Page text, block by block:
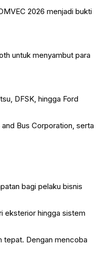
2026 menjadi bukti
untuk menyambut para
DFSK, hingga Ford
Bus Corporation, serta
bagi pelaku bisnis
eksterior hingga sistem
tepat. Dengan mencoba